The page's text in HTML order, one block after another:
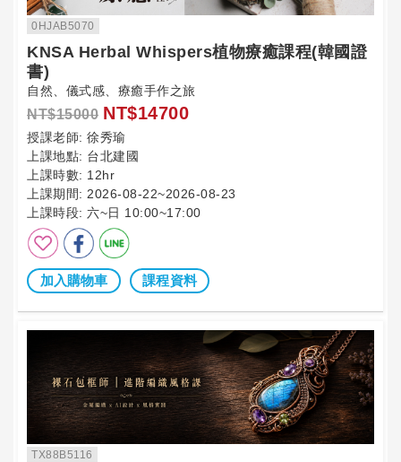
0HJAB5070
KNSA Herbal Whispers植物療癒課程(韓國證
書)
自然、儀式感、療癒手作之旅
NT$15000 NT$14700
授課老師: 徐秀瑜
上課地點: 台北建國
上課時數: 12hr
上課期間: 2026-08-22~2026-08-23
上課時段: 六~日 10:00~17:00
加入購物車 課程資料
TX88B5116